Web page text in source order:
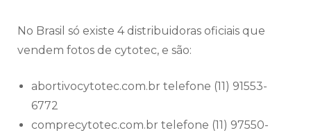
No Brasil só existe 4 distribuidoras oficiais que
vendem fotos de cytotec, e são:
abortivocytotec.com.br telefone (11) 91553-
6772
comprecytotec.com.br telefone (11) 97550-